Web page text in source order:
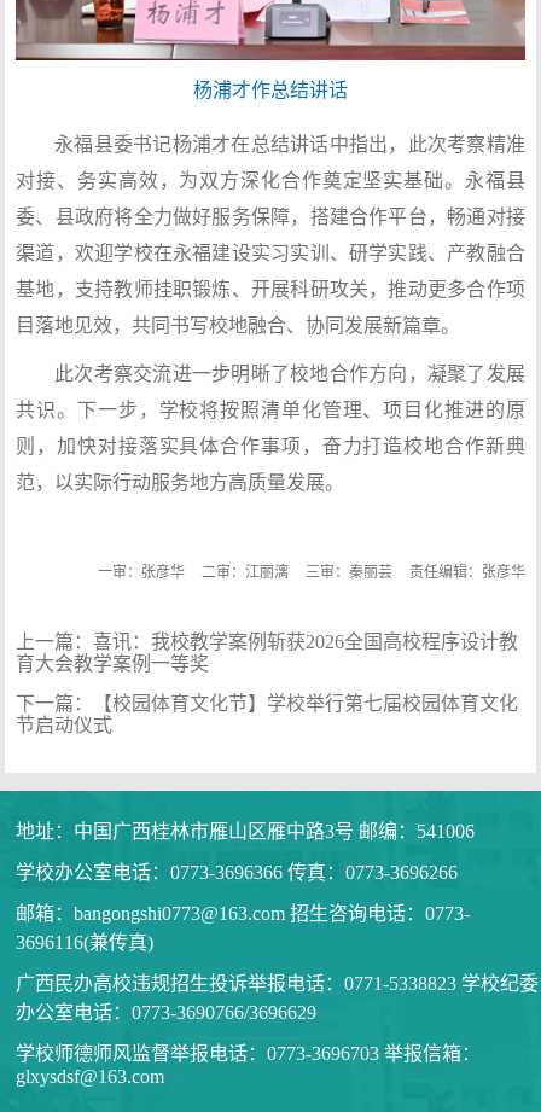
杨浦才作总结讲话
永福县委书记杨浦才在总结讲话中指出，此次考察精准
对接、务实高效，为双方深化合作奠定坚实基础。永福县
委、县政府将全力做好服务保障，搭建合作平台，畅通对接
渠道，欢迎学校在永福建设实习实训、研学实践、产教融合
基地，支持教师挂职锻炼、开展科研攻关，推动更多合作项
目落地见效，共同书写校地融合、协同发展新篇章。
此次考察交流进一步明晰了校地合作方向，凝聚了发展
共识。下一步，学校将按照清单化管理、项目化推进的原
则，加快对接落实具体合作事项，奋力打造校地合作新典
范，以实际行动服务地方高质量发展。
一审：张彦华 二审：江丽漓 三审：秦丽芸 责任编辑：张彦华
上一篇：喜讯：我校教学案例斩获2026全国高校程序设计教
育大会教学案例一等奖
下一篇：
【校园体育文化节】学校举行第七届校园体育文化
节启动仪式
地址：中国广西桂林市雁山区雁中路3号 邮编：541006
学校办公室电话：0773-3696366 传真：0773-3696266
邮箱：bangongshi0773@163.com 招生咨询电话：0773-
3696116(兼传真)
广西民办高校违规招生投诉举报电话：0771-5338823 学校纪委
办公室电话：0773-3690766/3696629
学校师德师风监督举报电话：0773-3696703 举报信箱：
glxysdsf@163.com